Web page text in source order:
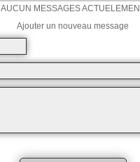
AUCUN MESSAGES
Ajouter un nouveau message